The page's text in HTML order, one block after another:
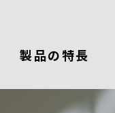
製品の特長